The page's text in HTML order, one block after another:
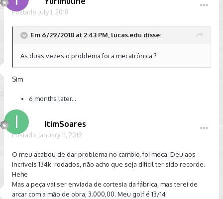
Postado July 1, 2018
Em 6/29/2018 at 2:43 PM, lucas.edu disse:
As duas vezes o problema foi a mecatrônica ?
Sim
6 months later...
ItimSoares
Postado January 11, 2019
O meu acabou de dar problema no cambio, foi meca. Deu aos
incríveis 134k rodados, não acho que seja difícil ter sido recorde.
Hehe
Mas a peça vai ser enviada de cortesia da fábrica, mas terei de
arcar com a mão de obra, 3.000,00. Meu golf é 13/14